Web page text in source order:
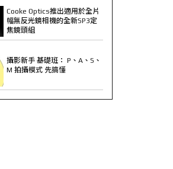
Cooke Optics推出適用於全片
幅無反光鏡相機的全新SP3定
焦鏡頭組
攝影新手 基礎班： P、A、S、
M 拍攝模式 先搞懂